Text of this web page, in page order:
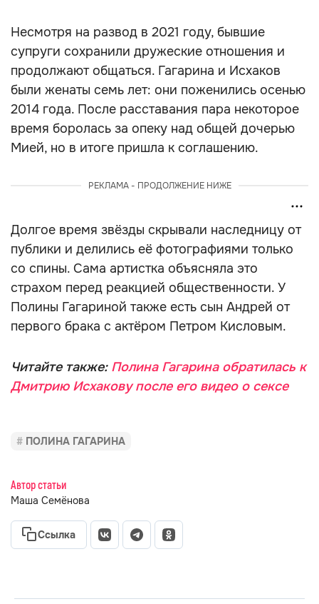
Несмотря на развод в 2021 году, бывшие
супруги сохранили дружеские отношения и
продолжают общаться. Гагарина и Исхаков
были женаты семь лет: они поженились осенью
2014 года. После расставания пара некоторое
время боролась за опеку над общей дочерью
Мией, но в итоге пришла к соглашению.
РЕКЛАМА - ПРОДОЛЖЕНИЕ НИЖЕ
Долгое время звёзды скрывали наследницу от
публики и делились её фотографиями только
со спины. Сама артистка объясняла это
страхом перед реакцией общественности. У
Полины Гагариной также есть сын Андрей от
первого брака с актёром Петром Кисловым.
Читайте также: Полина Гагарина обратилась к
Дмитрию Исхакову после его видео о сексе
ПОЛИНА ГАГАРИНА
Автор статьи
Маша Семёнова
Ссылка